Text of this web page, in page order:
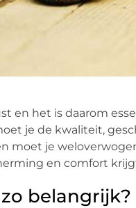
en het is daarom
je de kwaliteit,
moet je
en comfort
belangrijk?